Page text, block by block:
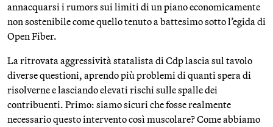
annacquarsi i rumors sui limiti di un piano economicamente
non sostenibile come quello tenuto a battesimo sotto l’egida di
Open Fiber.
La ritrovata aggressività statalista di Cdp lascia sul tavolo
diverse questioni, aprendo più problemi di quanti spera di
risolverne e lasciando elevati rischi sulle spalle dei
contribuenti. Primo: siamo sicuri che fosse realmente
necessario questo intervento così muscolare? Come abbiamo